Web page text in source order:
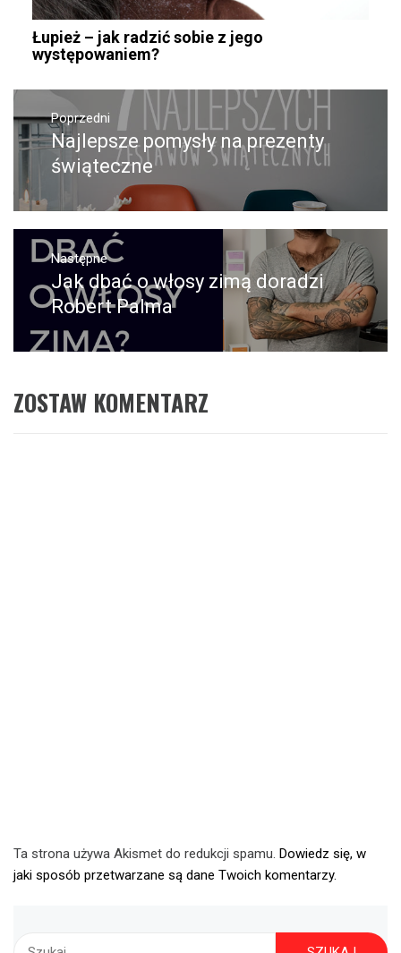
Łupież – jak radzić sobie z jego
występowaniem?
Nawigacja
wpisuPoprzedni
Poprzedni
wpis:
Najlepsze pomysły na prezenty
świąteczne
Następne
Następny
post:
Jak dbać o włosy zimą doradzi
Robert Palma
ZOSTAW KOMENTARZ
Ta strona używa Akismet do redukcji spamu. Dowiedz się, w
jaki sposób przetwarzane są dane Twoich komentarzy.